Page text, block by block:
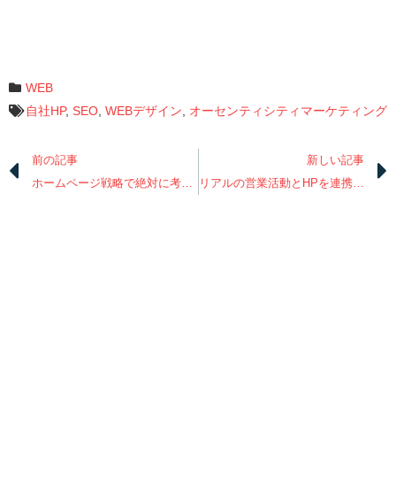
WEB
自社HP, SEO, WEBデザイン, オーセンティシティマーケティング
前の記事
ホームページ戦略で絶対に考慮すべき5つの要素とは？
新しい記事
リアルの営業活動とHPを連携させて相乗効果を生み出す5つのアイデアとは？